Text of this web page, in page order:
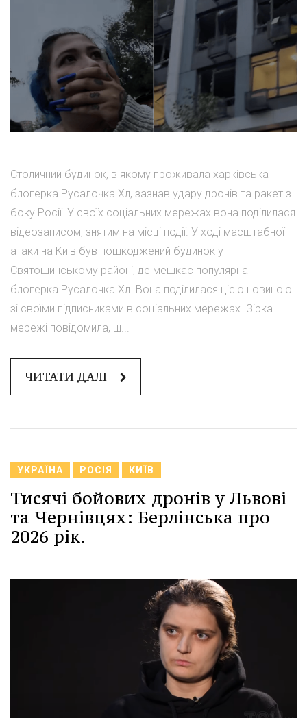
Столичний будинок, в якому проживала харківська
блогерка Русалочка Хл, зазнав удару дронів та ракет з
боку Росії. У своїх соціальних мережах вона поділилася
відеозаписом, знятим на місці події. У ході масштабної
атаки на Київ був пошкоджений будинок у
Святошинському районі, де мешкає популярна
блогерка Русалочка Хл. Вона поділилася цією новиною
зі своїми підписниками в соціальних мережах. Зірка
мережі повідомила, щ...
ЧИТАТИ ДАЛІ
УКРАЇНА РОСІЯ КИЇВ
Тисячі бойових дронів у Львові
та Чернівцях: Берлінська про
2026 рік.